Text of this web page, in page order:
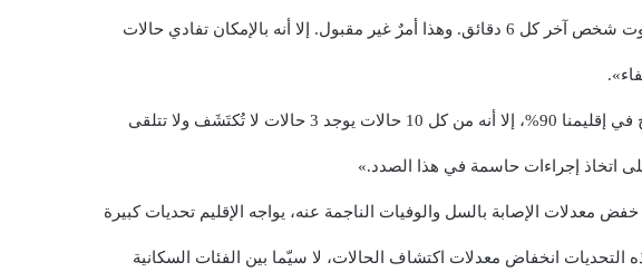
حالات لا تُكتَشَف ولا تتلقى
اتخاذ إجراءات حاسمة في هذا الصدد.»
معدلات الإصابة بالسل والوفيات الناجمة عنه، يواجه الإقليم تحديات كبيرة
انخفاض معدلات اكتشاف الحالات، لا سيّما بين الفئات السكانية